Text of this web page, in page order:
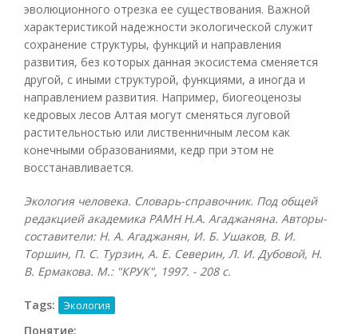
эволюционного отрезка ее существования. Важной
характеристикой надежности экологической служит
сохранение структуры, функций и направления
развития, без которых данная экосистема сменяется
другой, с иными структурой, функциями, а иногда и
направлением развития. Например, биогеоценозы
кедровых лесов Алтая могут сменяться луговой
растительностью или лиственничным лесом как
конечными образованиями, кедр при этом не
восстанавливается.
Экология человека. Словарь-справочник. Под общей
редакцией академика РАМН Н.А. Агаджаняна. Авторы-
составители: Н. А. Агаджанян, И. Б. Ушаков, В. И.
Торшин, П. С. Турзин, А. Е. Северин, Л. И. Дубовой, Н.
В. Ермакова. М.: "КРУК", 1997. - 208 с.
Tags: Экология
Понятие: